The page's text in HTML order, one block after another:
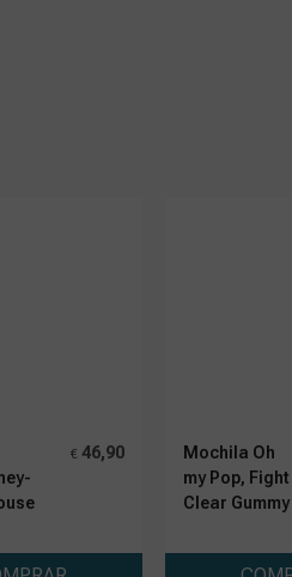
€ 46,90
Mochila Oh
my Pop, Fight
Clear Gummy